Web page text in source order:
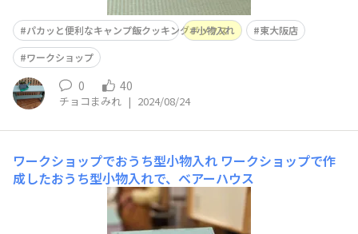
パカッと便利なキャンプ飯クッキングボックス
小物入れ
東大阪店
ワークショップ
0 40
チョコまみれ | 2024/08/24
ワークショップでおうち型小物入れ ワークショップで作
成したおうち型小物入れで、ベアーハウス